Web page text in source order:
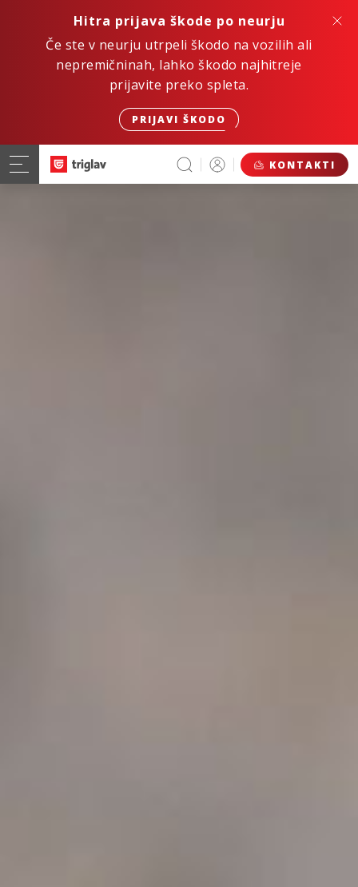
Hitra prijava škode po neurju
Če ste v neurju utrpeli škodo na vozilih ali
nepremičninah, lahko škodo najhitreje
prijavite preko spleta.
PRIJAVI ŠKODO
KONTAKTI